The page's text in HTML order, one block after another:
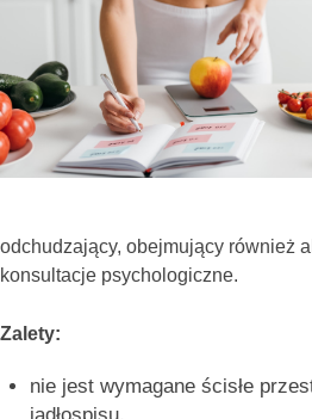
odchudzający, obejmujący również
konsultacje psychologiczne.
Zalety:
nie jest wymagane ścisłe